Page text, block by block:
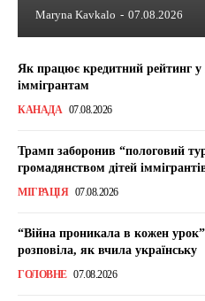
Maryna Kavkalo - 07.08.2026
Як працює кредитний рейтинг у
іммігрантам
КАНАДА 07.08.2026
Трамп заборонив “пологовий
громадянством дітей
МІГРАЦІЯ 07.08.2026
“Війна проникала в кожен
розповіла, як вчила українську
ГОЛОВНЕ 07.08.2026